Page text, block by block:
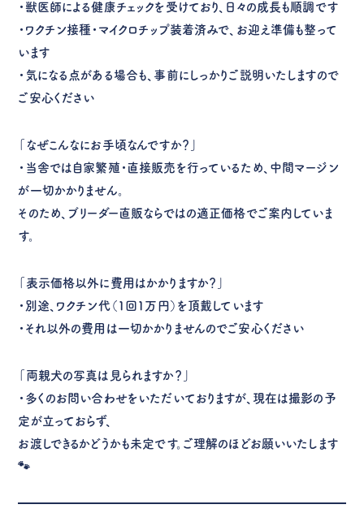
・獣医師による健康チェックを受けており、日々の成長も順調です
・ワクチン接種・マイクロチップ装着済みで、お迎え準備も整って
います
・気になる点がある場合も、事前にしっかりご説明いたしますので
ご安心ください
「なぜこんなにお手頃なんですか？」
・当舎では自家繁殖・直接販売を行っているため、中間マージン
が一切かかりません。
そのため、ブリーダー直販ならではの適正価格でご案内していま
す。
「表示価格以外に費用はかかりますか？」
・別途、ワクチン代（1回1万円）を頂戴しています
・それ以外の費用は一切かかりませんのでご安心ください
「両親犬の写真は見られますか？」
・多くのお問い合わせをいただいておりますが、現在は撮影の予
定が立っておらず、
お渡しできるかどうかも未定です。ご理解のほどお願いいたします
🐾